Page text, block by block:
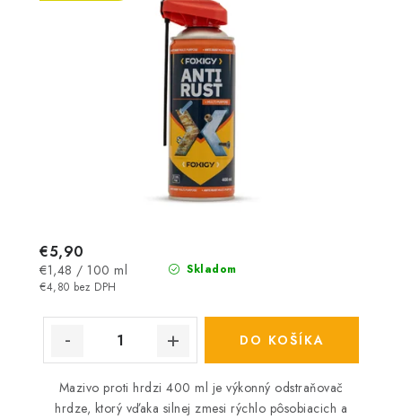
Skladom
€4,80 bez DPH
€5,90
Jednotková
cena:
€1,48 / 100 ml
DO KOŠÍKA
Mazivo proti hrdzi 400 ml je výkonný odstraňovač
hrdze, ktorý vďaka silnej zmesi rýchlo pôsobiacich a